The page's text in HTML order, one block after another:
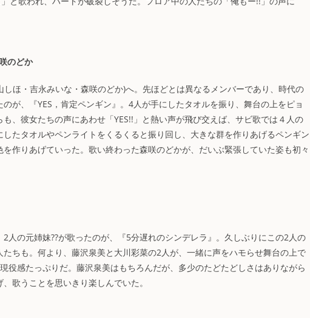
のどか
ほ・吉永みいな・森咲のどか)へ。先ほどとは異なるメンバーであり、時代の
が、『YES，肯定ペンギン』。4人が手にしたタオルを振り、舞台の上をピョ
、彼女たちの声にあわせ「YES!!」と熱い声が飛び交えば、サビ歌では４人の
たタオルやペンライトをくるくると振り回し、大きな群を作りあげるペンギン
作りあげていった。歌い終わった森咲のどかが、だいぶ緊張していた姿も初々
人の元姉妹??が歌ったのが、『5分遅れのシンデレラ』。久しぶりにこの2人の
ちも。何より、藤沢泉美と大川彩菜の2人が、一緒に声をハモらせ舞台の上で
役感たっぷりだ。藤沢泉美はもちろんだが、多少のたどたどしさはありながら
歌うことを思いきり楽しんでいた。